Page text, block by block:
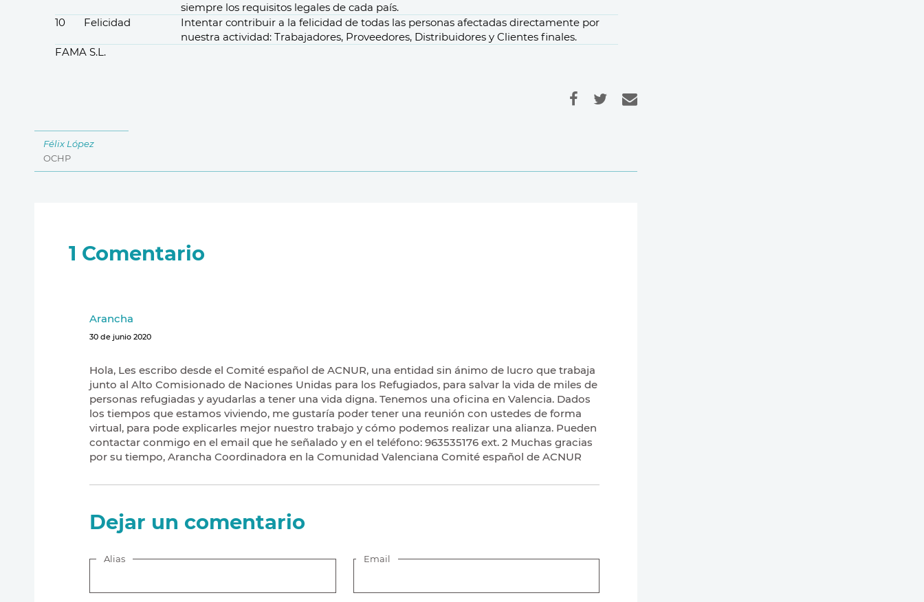
siempre los requisitos legales de cada país.
10
Felicidad Intentar contribuir a la felicidad de todas las personas afectadas directamente por
nuestra actividad: Trabajadores, Proveedores, Distribuidores y Clientes finales.
FAMA S.L.
Félix López
OCHP
1 Comentario
Arancha
30 de junio 2020
Hola, Les escribo desde el Comité español de ACNUR, una entidad sin ánimo de lucro que trabaja
junto al Alto Comisionado de Naciones Unidas para los Refugiados, para salvar la vida de miles de
personas refugiadas y ayudarlas a tener una vida digna. Tenemos una oficina en Valencia. Dados
los tiempos que estamos viviendo, me gustaría poder tener una reunión con ustedes de forma
virtual, para pode explicarles mejor nuestro trabajo y cómo podemos realizar una alianza. Pueden
contactar conmigo en el email que he señalado y en el teléfono: 963535176 ext. 2 Muchas gracias
por su tiempo, Arancha Coordinadora en la Comunidad Valenciana Comité español de ACNUR
Dejar un comentario
Alias Email